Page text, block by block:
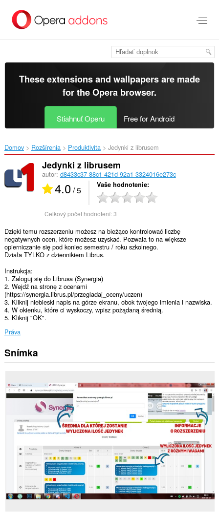
hlavný
These extensions and wallpapers are made
for theOpera browser.
Stiahnuť Operu Free for Android
Domov Rozšírenia Produktivita Jedynki z librusem‎
Jedynki z librusem
autor: d8433c37-88c1-421d-92a1-3324016e273c
4.0/ 5 Vaše hodnotenie
Celkový počet hodnotení:3
Dzięki temu rozszerzeniu możesz na bieżąco kontrolować liczbę
negatywnych ocen, które możesz uzyskać. Pozwala to na większe
opierniczanie się pod koniec semestru / roku szkolnego.
Działa TYLKO z dziennikiem Librus.
Instrukcja:
1. Zaloguj się do Librusa (Synergia)
2. Wejdź na stronę z ocenami
(https://synergia.librus.pl/przegladaj_oceny/uczen)
3. Kliknij niebieski napis na górze ekranu, obok twojego imienia i nazwiska.
4. W okienku, które ci wyskoczy, wpisz pożądaną średnią.
5. Kliknij "OK".
Práva
Toto
rozšírenie
vašim
dátam
webových
stránkach.
Snímka